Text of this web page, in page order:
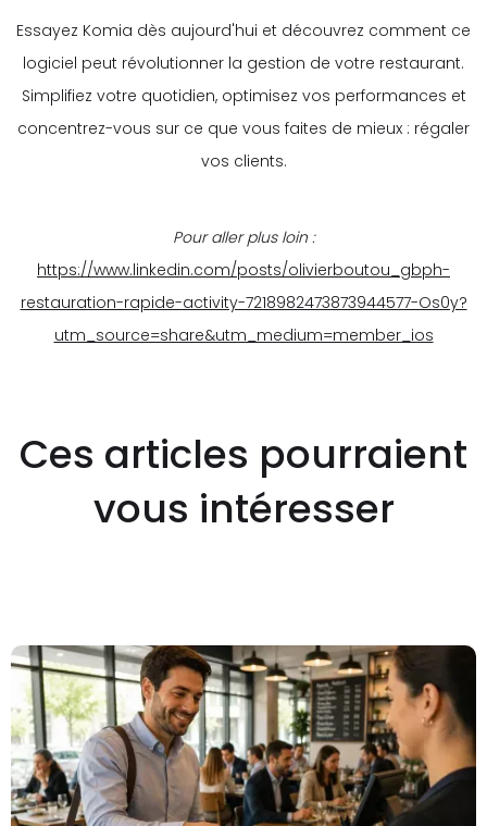
Essayez Komia dès aujourd'hui et découvrez comment ce
logiciel peut révolutionner la gestion de votre restaurant.
Simplifiez votre quotidien, optimisez vos performances et
concentrez-vous sur ce que vous faites de mieux : régaler
vos clients.
Pour aller plus loin :
https://www.linkedin.com/posts/olivierboutou_gbph-
restauration-rapide-activity-7218982473873944577-Os0y?
utm_source=share&utm_medium=member_ios
Ces articles pourraient
vous intéresser